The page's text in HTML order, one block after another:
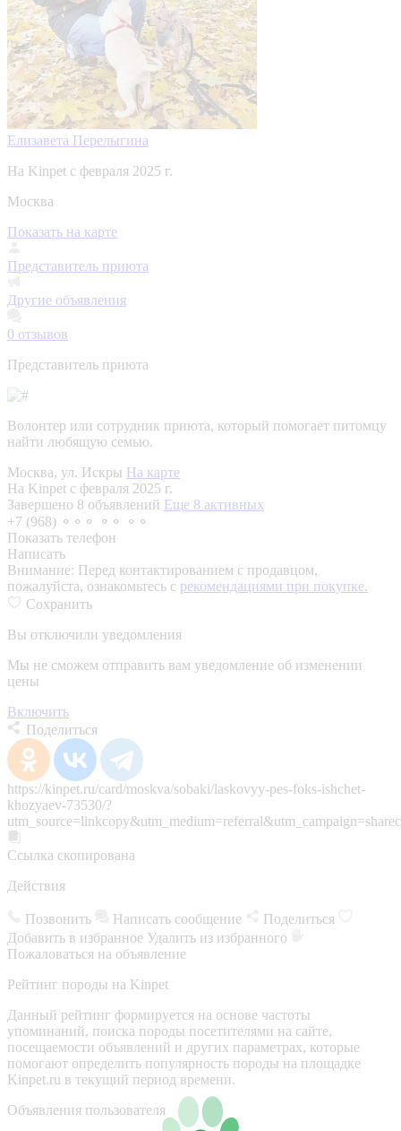
Елизавета Перелыгина
На Kinpet c февраля 2025 г.
Москва
Показать на карте
Представитель приюта
Другие объявления
0 отзывов
Представитель приюта
Волонтер или сотрудник приюта, который помогает питомцу
найти любящую семью.
Москва, ул. Искры На карте
На Kinpet c февраля 2025 г.
Завершено 8 объявлений Еще 8 активных
+7 (968) ⚬⚬⚬ ⚬⚬ ⚬⚬
Показать телефон
Написать
Внимание: Перед контактированием с продавцом,
пожалуйста, ознакомьтесь с рекомендациями при покупке.
Сохранить
Вы отключили уведомления
Мы не сможем отправить вам уведомление об изменении
цены
Включить
Поделиться
https://kinpet.ru/card/moskva/sobaki/laskovyy-pes-foks-ishchet-
khozyaev-73530/?
Ссылка скопирована
Действия
Позвонить Написать сообщение
Поделиться
Добавить в избранное Удалить из избранного
Пожаловаться на объявление
Рейтинг породы на Kinpet
Данный рейтинг формируется на основе частоты
упоминаний, поиска породы посетителями на сайте,
посещаемости объявлений и других параметрах, которые
помогают определить популярность породы на площадке
Kinpet.ru в текущий период времени.
Объявления пользователя